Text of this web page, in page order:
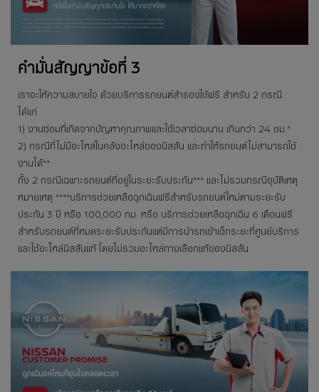
คำมั่นสัญญาข้อที่ 3
เราจะให้ความสบายใจ ด้วยบริการรถยนต์สำรองใช้ฟรี สำหรับ 2 กรณี
ได้แก่
1) งานซ่อมที่เกิดจากปัญหาคุณภาพและใช้เวลาซ่อมนาน เกินกว่า 24 ชม.*
2) กรณีที่ไม่มีอะไหล่ในคลังอะไหล่ของนิสสัน และทำให้รถยนต์ไม่สามารถใช้
งานได้**
ทั้ง 2 กรณีเฉพาะรถยนต์ที่อยู่ในระยะรับประกัน*** และไม่รวมกรณีอุบัติเหตุ
หมายเหตุ ****บริการช่วยเหลือฉุกเฉินฟรีสำหรับรถยนต์ใหม่ตามระยะรับ
ประกัน 3 ปี หรือ 100,000 กม. หรือ บริการช่วยเหลือฉุกเฉิน 6 เดือนฟรี
สำหรับรถยนต์ที่หมดระยะรับประกันแต่มีการนำรถเข้าเช็กระยะที่ศูนย์บริการ
และใช้อะไหล่นิสสันแท้ โดยไม่รวมอะไหล่ทางเลือกแท้ของนิสสัน